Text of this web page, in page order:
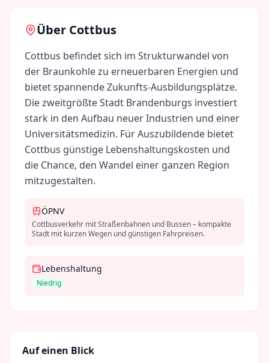
Über Cottbus
Cottbus befindet sich im Strukturwandel von
der Braunkohle zu erneuerbaren Energien und
bietet spannende Zukunfts-Ausbildungsplätze.
Die zweitgrößte Stadt Brandenburgs investiert
stark in den Aufbau neuer Industrien und einer
Universitätsmedizin. Für Auszubildende bietet
Cottbus günstige Lebenshaltungskosten und
die Chance, den Wandel einer ganzen Region
mitzugestalten.
ÖPNV
Cottbusverkehr mit Straßenbahnen und Bussen – kompakte
Stadt mit kurzen Wegen und günstigen Fahrpreisen.
Lebenshaltung
Niedrig
Auf einen Blick